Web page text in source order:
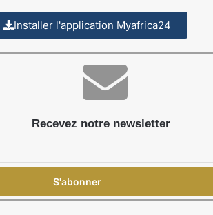
Installer l'application Myafrica24
Recevez notre newsletter